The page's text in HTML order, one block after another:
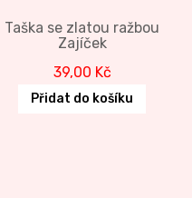
Taška se zlatou ražbou
Zajíček
39,00 Kč
Přidat do košíku